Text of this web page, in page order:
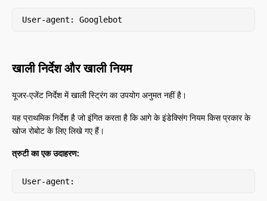
User-agent: Googlebot
खाली निर्देश और खाली नियम
यूजर-एजेंट निर्देश में खाली स्ट्रिंग का उपयोग अनुमत नहीं है।
यह प्राथमिक निर्देश है जो इंगित करता है कि आगे के इंडेक्सिंग नियम किस प्रकार के
खोज रोबोट के लिए लिखे गए हैं।
त्रुटी का एक उदाहरण:
User-agent: